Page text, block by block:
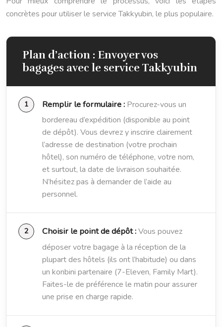
concrètes pour utiliser le service Takkyubin, le plus populaire.
Plan d’action : Envoyer vos
bagages avec le service Takkyubin
Remplir le formulaire : Procurez-vous un
bordereau d’expédition (disponible au point
de dépôt). Vous devrez y inscrire clairement
l’adresse de destination (votre prochain
hôtel), son numéro de téléphone, votre nom,
et surtout, la date de livraison souhaitée.
N’hésitez pas à demander de l’aide au
personnel.
Choisir le point de dépôt :Vous pouvez
déposer votre bagage à la réception de la
plupart des hôtels (ils ont l’habitude) ou dans
un konbini partenaire (7-Eleven, Family Mart).
Faites-le de préférence le matin pour assurer
une prise en charge rapide.